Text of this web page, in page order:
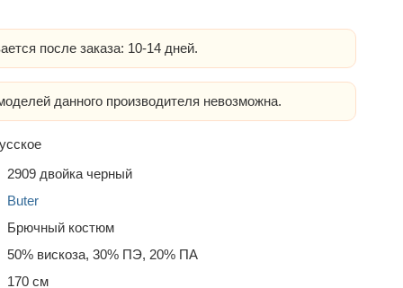
после заказа: 10-14 дней.
данного производителя невозможна.
2909 двойка черный
Buter
Брючный костюм
50% вискоза, 30% ПЭ, 20% ПА
170 см